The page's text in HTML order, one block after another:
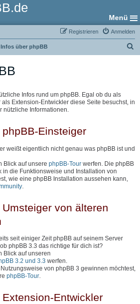
Menü
Anmelden
Registrieren
Infos über phpBB
Infos rund um phpBB. Egal ob du als
Extension-Entwickler diese Seite besuchst, in
nützliche Informationen.
Einsteiger
weißt eigentlich nicht genau was phpBB ist und
Blick auf unsere phpBB-Tour werfen. Die phpBB
in die Funktionsweise und Installation von
wie eine phpBB Installation aussehen kann,
von älteren
seit einiger Zeit phpBB auf seinem Server
phpBB 3.3 das richtige für dich ist?
Blick auf unseren
3.2 und 3.3 werfen.
von phpBB 3 gewinnen möchtest,
phpBB-Tour.
Entwickler